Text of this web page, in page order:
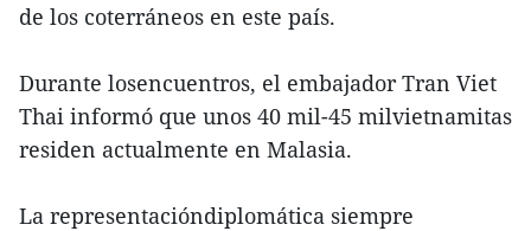
de los coterráneos en este país.
Durante losencuentros, el embajador Tran Viet
Thai informó que unos 40 mil-45 milvietnamitas
residen actualmente en Malasia.
La representacióndiplomática siempre